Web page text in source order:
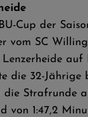
Cup der
vom SC
Lenzerheide
die 32-Jährige
die Strafrunde
von 1:47,2